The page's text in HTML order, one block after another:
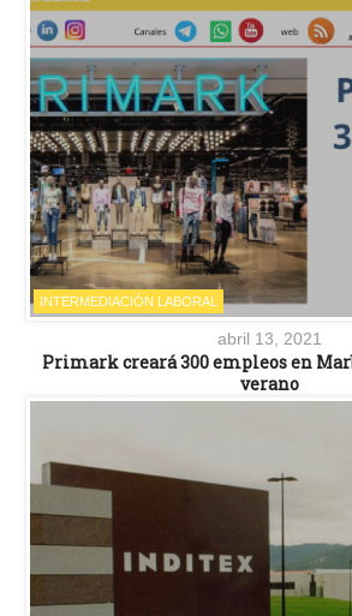
INTERMEDIACIÓN LABORAL
abril 13, 2021
Primark creará 300 empleos en
verano